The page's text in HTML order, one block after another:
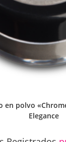
en polvo
Elegance